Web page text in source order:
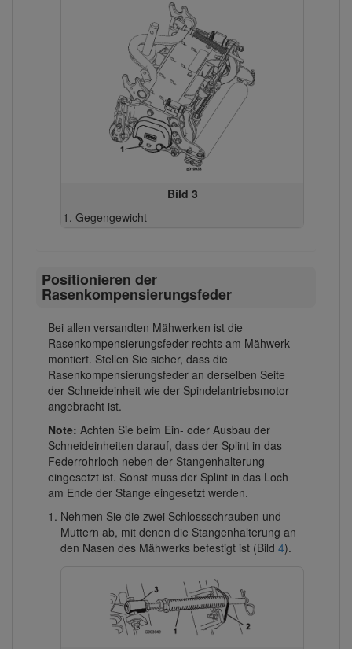
Bild 3
Gegengewicht
Positionieren der
Rasenkompensierungsfeder
Bei allen versandten Mähwerken ist die
Rasenkompensierungsfeder rechts am Mähwerk
montiert. Stellen Sie sicher, dass die
Rasenkompensierungsfeder an derselben Seite
der Schneideinheit wie der Spindelantriebsmotor
angebracht ist.
Note: Achten Sie beim Ein- oder Ausbau der
Schneideinheiten darauf, dass der Splint in das
Federrohrloch neben der Stangenhalterung
eingesetzt ist. Sonst muss der Splint in das Loch
am Ende der Stange eingesetzt werden.
Nehmen Sie die zwei Schlossschrauben und
Muttern ab, mit denen die Stangenhalterung an
den Nasen des Mähwerks befestigt ist (Bild4).